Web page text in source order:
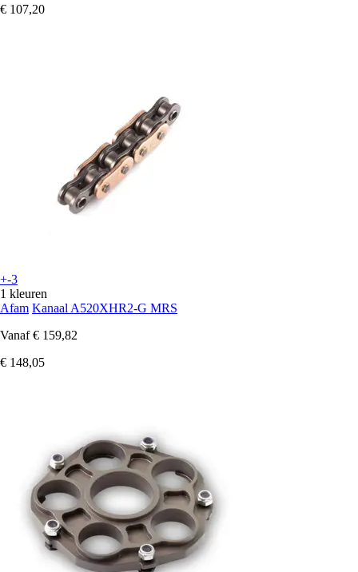
€ 107,20
+-3
1 kleuren
Afam Kanaal A520XHR2-G MRS
Vanaf € 159,82
€ 148,05